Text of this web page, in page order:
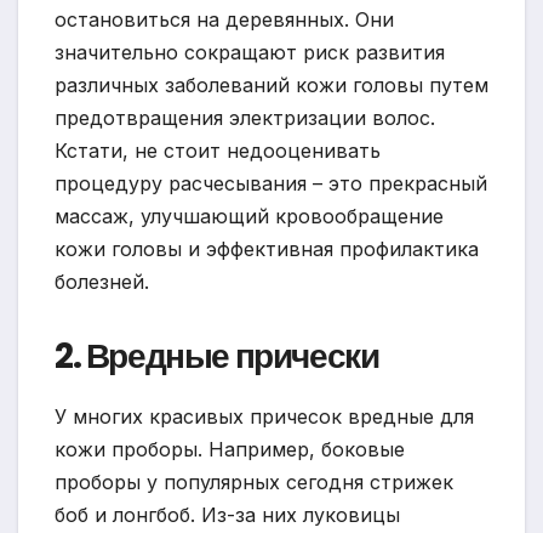
остановиться на деревянных. Они
значительно сокращают риск развития
различных заболеваний кожи головы путем
предотвращения электризации волос.
Кстати, не стоит недооценивать
процедуру расчесывания – это прекрасный
массаж, улучшающий кровообращение
кожи головы и эффективная профилактика
болезней.
2. Вредные прически
У многих красивых причесок вредные для
кожи проборы. Например, боковые
проборы у популярных сегодня стрижек
боб и лонгбоб. Из-за них луковицы